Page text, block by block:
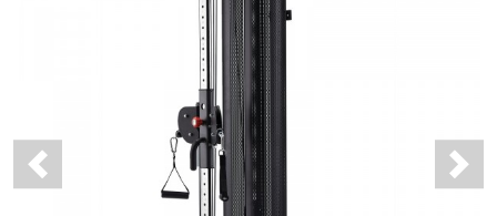
Previous Next